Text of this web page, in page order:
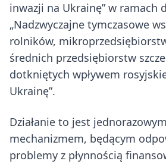
inwazji na Ukrainę” w ramach
„Nadzwyczajne tymczasowe
rolników,
średnich przedsiębiorstw
dotkniętych wpływem
Ukrainę”.
Działanie to jest
mechanizmem, będącym
problemy z płynnością